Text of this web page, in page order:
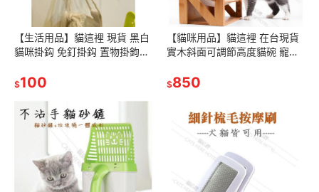
【生活用品】貓這裡 現貨 黑白
貓咪掛鈎 免釘掛鈎 置物掛鉤
$100
【貓咪用品】貓這裡 在台現貨
實木斜面可調節高度貓碗 寵物
陶瓷碗 【附陶瓷雙碗】
$850